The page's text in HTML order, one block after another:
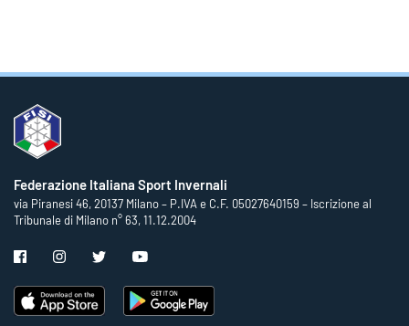
Federazione Italiana Sport Invernali
via Piranesi 46, 20137 Milano – P.IVA e C.F. 05027640159 – Iscrizione al
Tribunale di Milano n° 63, 11.12.2004